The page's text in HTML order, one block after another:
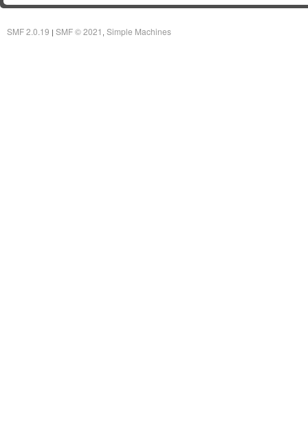
SMF 2.0.19 | SMF © 2021 Simple Machines